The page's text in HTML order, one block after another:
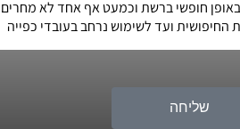
ועד לשימוש נרחב בעובדי כפייה
שליחה